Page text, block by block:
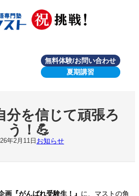
無料体験/お問い合わせ
夏期講習
分を信じて頑張ろ
う！💪
年2月11日 お知らせ
画『がんばれ受験生！』 に、マストの角